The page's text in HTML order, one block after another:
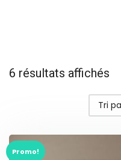
6 résultats affichés
Promo!